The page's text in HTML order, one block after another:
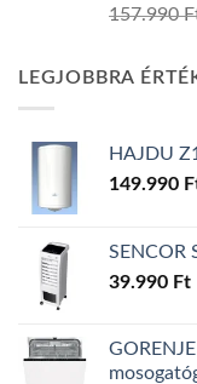
157.990
LEGJOBBRA
HAJDU
149.990
SENCOR
39.990 Ft